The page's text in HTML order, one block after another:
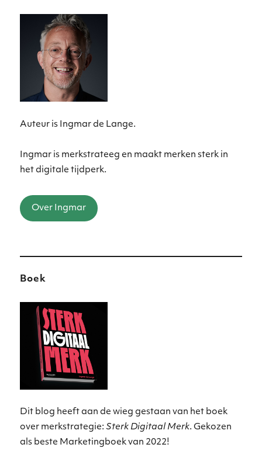
Auteur is Ingmar de Lange.
Ingmar is merkstrateeg en maakt merken sterk in
het digitale tijdperk.
Over Ingmar
Boek
Dit blog heeft aan de wieg gestaan van het boek
over merkstrategie:Sterk Digitaal Merk. Gekozen
als beste Marketingboek van 2022!